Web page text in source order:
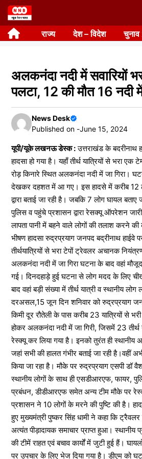
Skip
to
content राज्य देश – विदेश
अलकनंदा नदी में सवारियों
पलटा, 12 की मौत 16 नदी
News Desk
Published on -June 15, 2024
यूपी/यूके लखनऊ डेस्क :उत्तराखंड के बदरीनाथ
हादसा हो गया है। यहाँ तीर्थ यात्रियों से भरा एक
रोड़ किनारे स्थित अलकनंदा नदी में जा गिरा।
देखकर दहशत में आ गए। इस हादसे में करीब 12
द्वारा बताई जा रही है। जबकि 7 लोग घायल
पुलिस व पहुंचे प्रशासन द्वारा रेसक्यू ऑपरेशन जारी
लापता पानी में बहने वाले लोगों की तलाश करने
भीषण हादसा रुद्रप्रयाग जनपद बद्रीनाथ हाईवे
तीर्थयात्रियों से भरा टेपों ट्रेवलर अचानक
अलकनंदा नदी में जा गिरा घटना के बाद वहां
गई। दिनदहाड़े हुई घटना से लोग मदद के लिए
बाद वहां बड़ी संख्या में तीर्थ यात्री व स्थानीय
दरअसल,15 जून दिन शनिवार को रुद्रप्रयाग
किमी दूर रौतेली के पास करीब 23 यात्रियों से
होकर अलकनंदा नदी में जा गिरी, जिसमें 23 तीर्थ
रेस्क्यू कर लिया गया है। इनको तुरंत ही स्थानीय
जहां सभी की हालत गंभीर बताई जा रही है।वहीं
किया जा रहा है। मौके पर रुद्रप्रयाग एसपी डॉ
स्थानीय लोगों के साथ ही एसडीआरएफ, फायर,
प्रबंधन, डीडीआरएफ समेत अन्य टीम मौके पर
प्रशासन ने 10 लोगों के मरने की पुष्टि की है।
हुए मुख्यमंत्री पुष्कर सिंह धामी ने कहा कि
अत्यंत पीड़ादायक समाचार प्राप्त हुआ।
की टीमें राहत एवं बचाव कार्यों में जुटी हुई हैं।
पर उपचार के लिए भेज दिया गया है। डीएम को